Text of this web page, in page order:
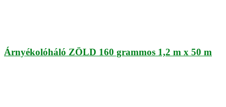
Árnyékolóháló ZÖLD 160 grammos 1,2 m x 50 m